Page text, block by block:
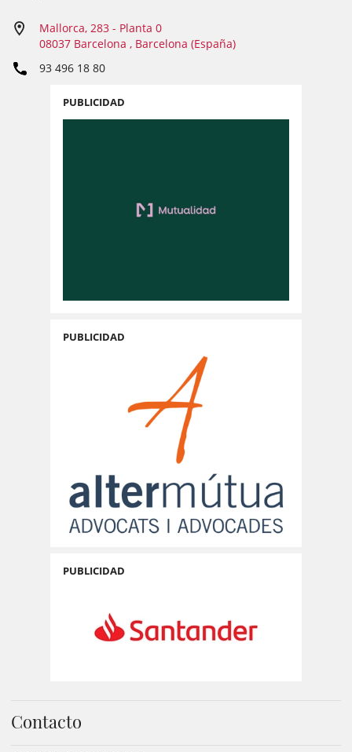
Mallorca, 283 - Planta 0
08037 Barcelona , Barcelona (España)
93 496 18 80
PUBLICIDAD
PUBLICIDAD
PUBLICIDAD
Contacto